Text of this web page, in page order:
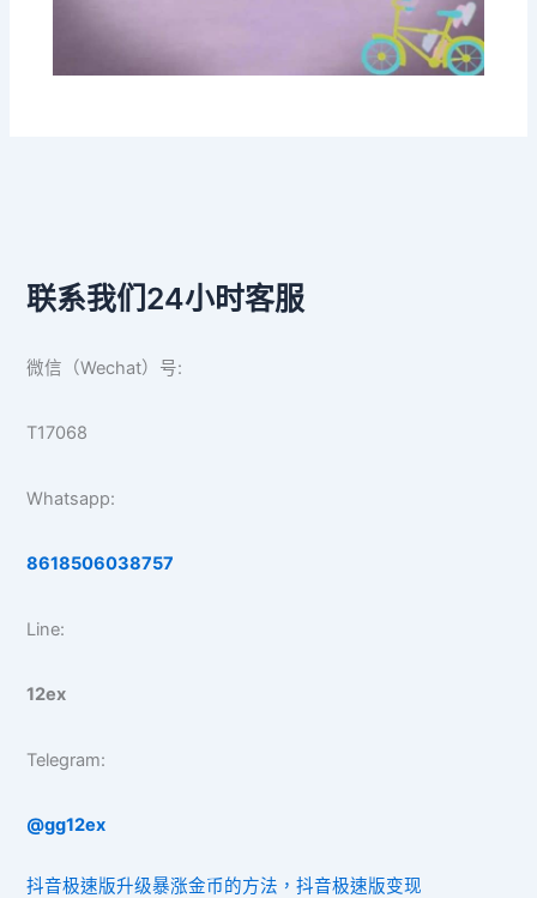
联系我们24小时客服
微信（Wechat）号:
T17068
Whatsapp:
8618506038757
Line:
12ex
Telegram:
@gg12ex
抖音极速版升级暴涨金币的方法，抖音极速版变现